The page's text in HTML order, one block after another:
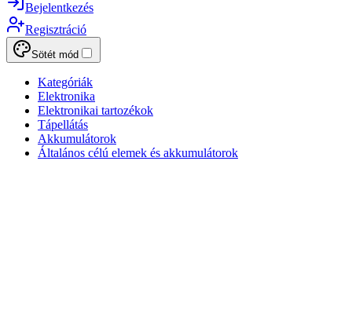
Bejelentkezés
Regisztráció
Sötét mód
Kategóriák
Elektronika
Elektronikai tartozékok
Tápellátás
Akkumulátorok
Általános célú elemek és akkumulátorok